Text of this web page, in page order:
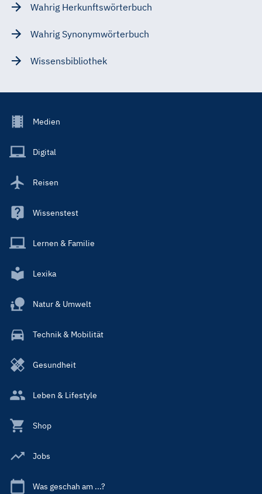
Wahrig Herkunftswörterbuch
Wahrig Synonymwörterbuch
Wissensbibliothek
Footer
Main
Medien
Digital
Reisen
Wissenstest
Lernen & Familie
Lexika
Natur & Umwelt
Technik & Mobilität
Gesundheit
Leben & Lifestyle
Shop
Jobs
Was geschah am ...?